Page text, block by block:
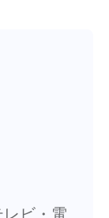
ビ・電